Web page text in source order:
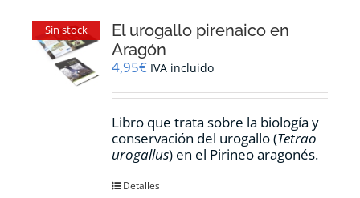
Sin stock
El urogallo pirenaico en
Aragón
4,95€ IVA incluido
Libro que trata sobre la biología y
conservación del urogallo (Tetrao
urogallus) en el Pirineo aragonés.
Detalles